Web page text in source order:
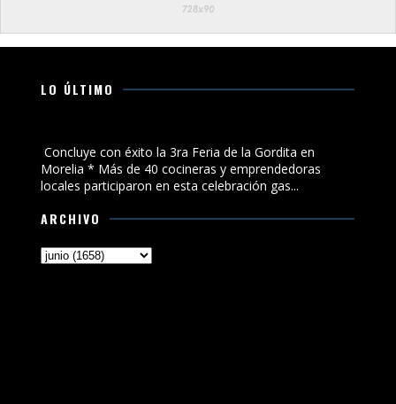
LO ÚLTIMO
Concluye con éxito la 3ra Feria de la Gordita en
Morelia * Más de 40 cocineras y emprendedoras
locales participaron en esta celebración gas...
ARCHIVO